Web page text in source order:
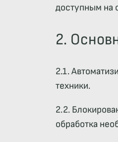
доступным на
2.
2.1.
техники.
2.2.
обработка